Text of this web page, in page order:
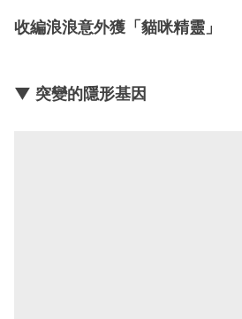
收編浪浪意外獲「貓咪精靈」
▼ 突變的隱形基因